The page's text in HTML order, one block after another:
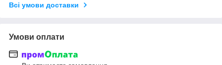
Всі умови доставки
Умови оплати